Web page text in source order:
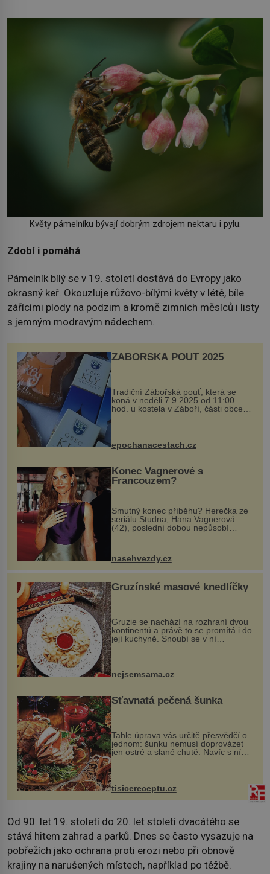
Květy pámelníku bývají dobrým zdrojem nektaru i pylu.
Zdobí i pomáhá
Pámelník bílý se v 19. století dostává do Evropy jako
okrasný keř. Okouzluje růžovo-bílými květy v létě, bíle
zářícími plody na podzim a kromě zimních měsíců i listy
s jemným modravým nádechem.
ZÁBOŘSKÁ POUŤ 2025
Tradiční Zábořská pouť, která se
koná v neděli 7.9.2025 od 11:00
hod. u kostela v Záboří, části obce
Kly u Mělníka. V programu naleznete
komentovanou prohlídku kostela,
epochanacestach.cz
Konec Vagnerové s
Francouzem?
Smutný konec příběhu? Herečka ze
seriálu Studna, Hana Vagnerová
(42), poslední dobou nepůsobí
nasehvezdy.cz
Gruzínské masové knedlíčky
Gruzie se nachází na rozhraní dvou
kontinentů a právě to se promítá i do
její kuchyně. Snoubí se v ní
evropské a asijské chutě a díky tomu
vznikají rozmanité a chuťově bohaté
pokrmy, které rozhodně st...
nejsemsama.cz
Šťavnatá pečená šunka
Tahle úprava vás určitě přesvědčí o
jednom: šunku nemusí doprovázet
jen ostré a slané chutě. Navíc s ní
nakrmíte poměrně hodně hladových
krků. Ingredience sádlo 3 kg šunky
vcelku 3 stroužky česneku hl...
tisicereceptu.cz
Od 90. let 19. století do 20. let století dvacátého se
stává hitem zahrad a parků. Dnes se často vysazuje na
pobřežích jako ochrana proti erozi nebo při obnově
krajiny na narušených místech, například po těžbě.